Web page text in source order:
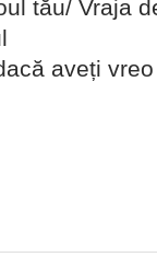
tău/ Vraja
aveți